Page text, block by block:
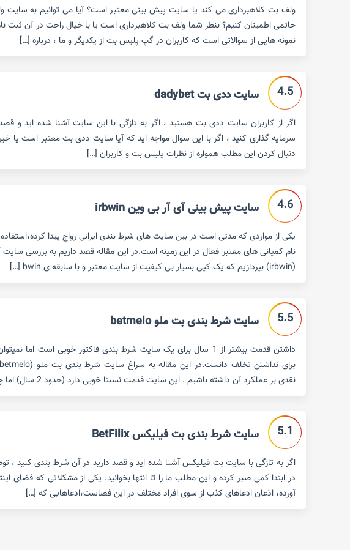
ولف بت کلاهبرداری می کند یا سایت پیش بینی معتبر است؟ آیا می توانیم به سایت
حاتمی اطمینان کنیم؟ بنظر شما ولف بت کلاهبرداری است یا با خیال راحت در آن ثبت
نمونه هایی از سوالاتی است که کاربران در گپ پلیس بت از یکدیگر و ما ، درباره […]
4.5 سایت ددی بت dadybet
اگر از کاربران سایت ددی بت هستید ، اگر به تازگی با این سایت آشنا شده اید و
سرمایه گذاری کنید ، اگر با این سوال مواجه اید که آیا سایت ددی بت معتبر است یا خیر
دنبال کردن این مطلب همواره از نظرات پلیس بت و کاربران […]
4.6 سایت پیش بینی آی آر بی وین irbwin
یکی از مواردی که مدتی است در بین سایت های شرط بندی ایرانی رواج پیدا
نام کمپانی های معتبر فعال در این زمینه است.در این مقاله قصد داریم به بررسی
(irbwin) بپردازیم که یک کپی بسیار بی کیفیت از سایت معتبر و با سابقه ی bwin […]
5.5 سایت شرط بندی بت ملو betmelo
داشتن قدمت بیشتر از 1 سال برای یک سایت شرط بندی فاکتور خوبی است اما
نقدی بر عملکرد آن داشته باشیم . این سایت قدمت نسبتا خوبی دارد (حدود 2 سال) اما چند وقتی […]
5.1 سایت شرط بندی بت فیلیکس BetFilix
اگر به تازگی با سایت بت فیلیکس آشنا شده اید و قصد دارید در آن شرط بندی کنید ،
در ابتدا کمی صبر کرده و این مطلب ما را تا انتها بخوانید. یکی از مشکلاتی که فضای
آورده، اذعان ادعاهای کذب از سوی افراد مختلف در این فضاست،ادعاهایی که […]